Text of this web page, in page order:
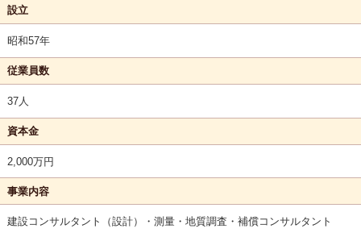
設立
昭和57年
従業員数
37人
資本金
2,000万円
事業内容
建設コンサルタント（設計）・測量・地質調査・補償コンサルタント